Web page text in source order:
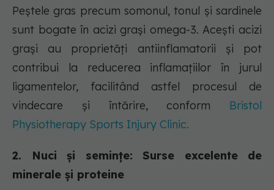
Peștele gras precum somonul, tonul și sardinele
sunt bogate în acizi grași omega-3. Acești acizi
grași au proprietăți antiinflamatorii și pot
contribui la reducerea inflamațiilor în jurul
ligamentelor, facilitând astfel procesul de
vindecare și întărire, conform Bristol
Physiotherapy Sports Injury Clinic.
2. Nuci și semințe: Surse excelente de
minerale și proteine